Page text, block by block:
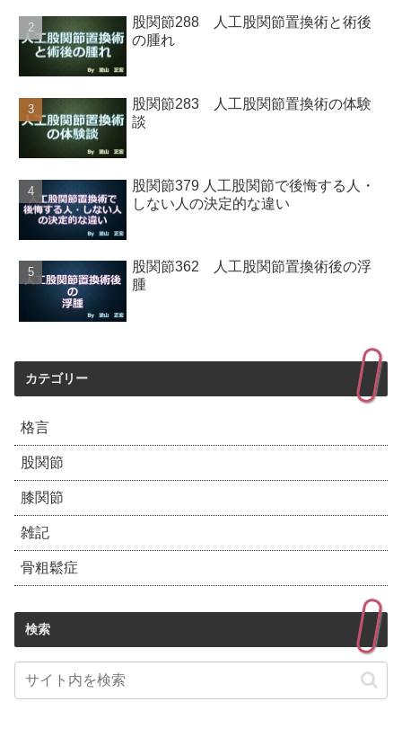
股関節288 人工股関節置換術と術後
の腫れ
股関節283 人工股関節置換術の体験
談
股関節379 人工股関節で後悔する人・
しない人の決定的な違い
股関節362 人工股関節置換術後の浮
腫
カテゴリー
格言
股関節
膝関節
雑記
骨粗鬆症
検索